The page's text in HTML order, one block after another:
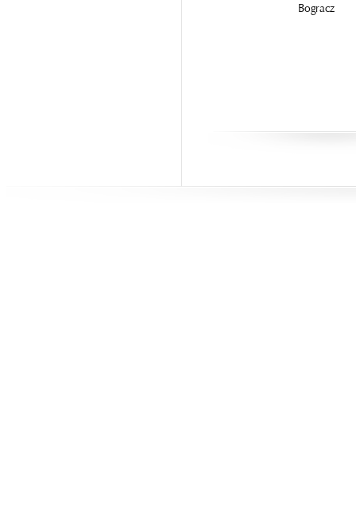
Bogracz